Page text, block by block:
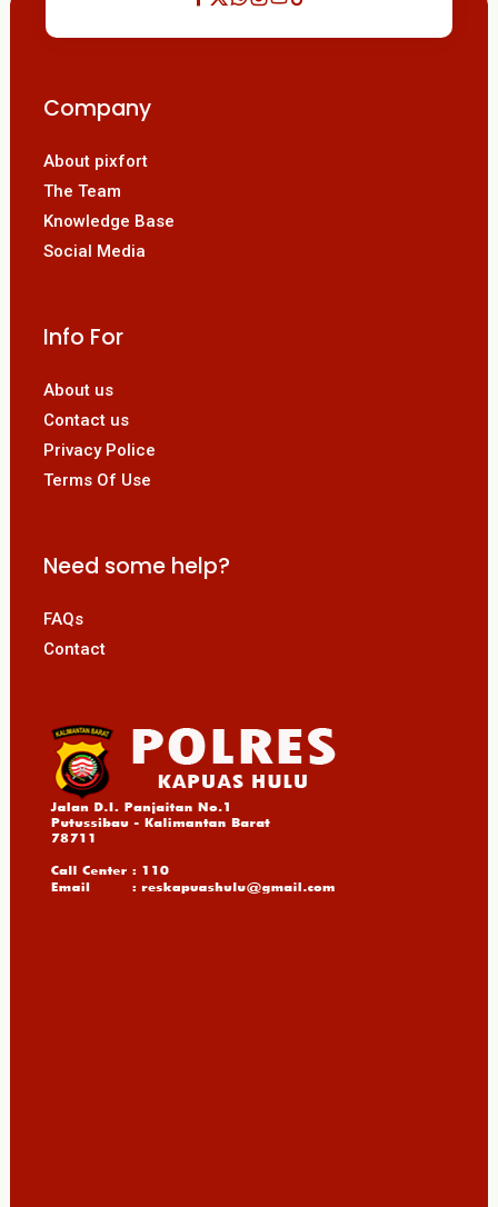
Company
About pixfort
The Team
Knowledge Base
Social Media
Info For
About us
Contact us
Privacy Police
Terms Of Use
Need some help?
FAQs
Contact